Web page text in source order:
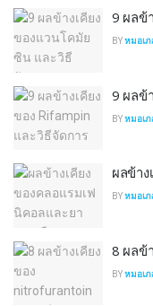
9 ผลข้
BYหมอเภ
9 ผลข้
BYหมอเภ
ผลข้า
BYหมอเภ
8 ผลข้
BYหมอเภ